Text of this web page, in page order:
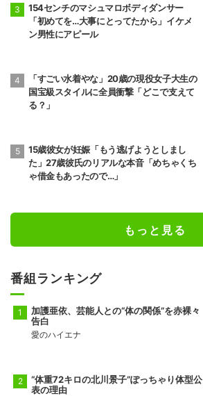
154センチのマシュマロボディダンサー
「初めてを…大事にとってたから」イケメ
ン男性にアピール
「すごい水着やな」20歳の現役女子大生の
国宝級スタイルに全員衝撃「どこで支えて
る？」
15歳彼女が妊娠「もう逃げようとしまし
た」27歳彼氏のリアルな本音「めちゃくち
ゃ借金もあったので…」
もっと見る
番組ランキング
加護亜依、芸能人との“体の関係”を赤裸々
告白
愛のハイエナ
“体重72キロの北川景子”ぽっちゃり体型公
表の理由